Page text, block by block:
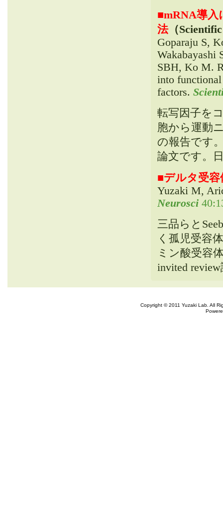
■mRNA導入
法（
Goparaju S,
Wakabayashi
SBH, Ko M.
into
factors.
転写因子を
胞から運動
の報告です
論文です。
■デルタ受
Yuzaki M,
Neurosci 40:
三品らと
く孤児受容
ミン酸受容
invited
Copyright © 2011 Yuzaki Lab. All